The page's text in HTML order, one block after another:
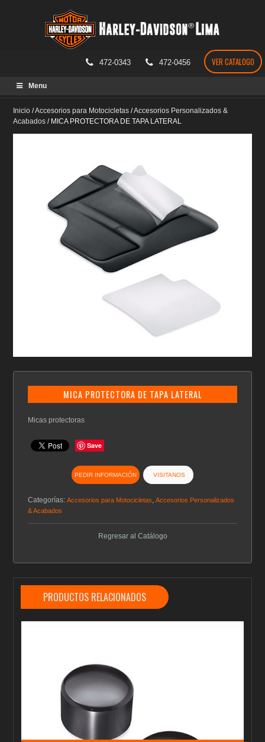
472-0343 472-0456 VER CATALOGO
Menu
Inicio /Accesorios para Motocicletas /Accesorios Personalizados &
Acabados / MICA PROTECTORA DE TAPA LATERAL
MICA PROTECTORA DE TAPA LATERAL
Micas protectoras
Save
PEDIR INFORMACIÓN VISITANOS
Categorías:Accesorios para Motocicletas,Accesorios Personalizados
& Acabados
Regresar al Catálogo
PRODUCTOS RELACIONADOS